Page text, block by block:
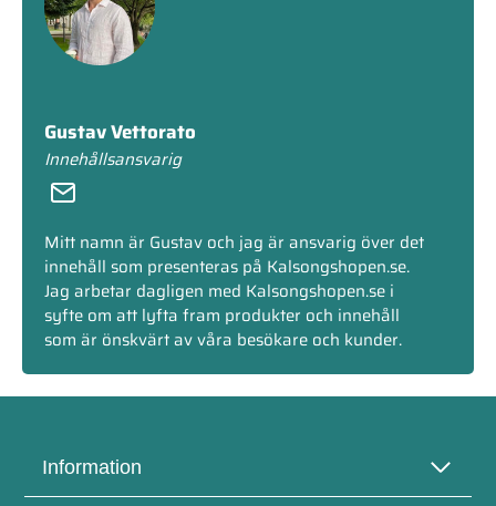
Gustav Vettorato
Innehållsansvarig
Mitt namn är Gustav och jag är ansvarig över det
innehåll som presenteras på Kalsongshopen.se.
Jag arbetar dagligen med Kalsongshopen.se i
syfte om att lyfta fram produkter och innehåll
som är önskvärt av våra besökare och kunder.
Information